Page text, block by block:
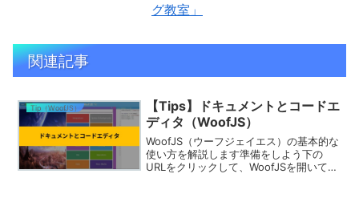
グ教室」
関連記事
Tip（WoofJS）
【Tips】ドキュメントとコードエ
ディタ（WoofJS）
WoofJS（ウーフジェイエス）の基本的な
使い方を解説します準備をしよう下の
URLをクリックして、WoofJSを開いてく